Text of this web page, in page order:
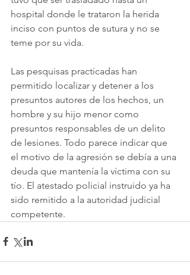
hospital donde le trataron la herida
inciso con puntos de sutura y no se
teme por su vida.
Las pesquisas practicadas han
permitido localizar y detener a los
presuntos autores de los hechos, un
hombre y su hijo menor como
presuntos responsables de un delito
de lesiones. Todo parece indicar que
el motivo de la agresión se debía a una
deuda que mantenía la víctima con su
tío. El atestado policial instruido ya ha
sido remitido a la autoridad judicial
competente.